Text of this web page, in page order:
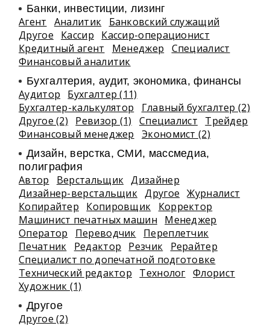
Банки, инвестиции, лизинг
Агент Аналитик
Банковский служащий
Другое
Кассир
Кассир-операционист
Кредитный агент
Менеджер
Специалист
Финансовый аналитик
Бухгалтерия, аудит, экономика, финансы
Аудитор
Бухгалтер (11)
Бухгалтер-калькулятор
Главный бухгалтер (2)
Другое (2)
Ревизор (1) Специалист
Трейдер
Финансовый менеджер
Экономист (2)
Дизайн, верстка, СМИ, массмедиа,
полиграфия
Автор Верстальщик Дизайнер
Дизайнер-верстальщик Другое
Журналист
Копирайтер
Копировщик
Корректор
Машинист печатных машин
Менеджер
Оператор
Переводчик
Переплетчик
Печатник
Редактор Резчик
Рерайтер
Специалист по допечатной подготовке
Технический редактор
Технолог Флорист
Художник (1)
Другое
Другое (2)